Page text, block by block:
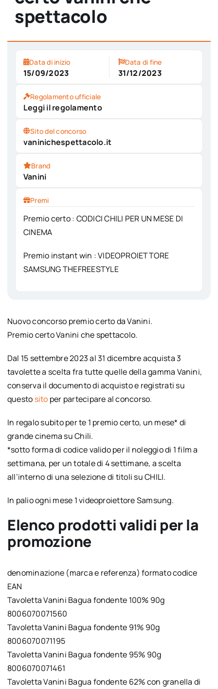
spettacolo
Data di inizio
15/09/2023
Data di fine
31/12/2023
Regolamento ufficiale
Leggi il regolamento
Sito del concorso
vaninichespettacolo.it
Brand
Vanini
Premi
Premio certo : CODICI CHILI PER UN MESE DI
CINEMA
Premio instant win : VIDEOPROIETTORE
SAMSUNG THEFREESTYLE
Nuovo concorso premio certo da Vanini.
Premio certo Vanini che spettacolo.
Dal 15 settembre 2023 al 31 dicembre acquista 3
tavolette a scelta fra tutte quelle della gamma Vanini,
conserva il documento di acquisto e registrati su
questo sito per partecipare al concorso.
In regalo subito per te 1 premio certo, un mese* di
grande cinema su Chili.
*sotto forma di codice valido per il noleggio di 1 film a
settimana, per un totale di 4 settimane, a scelta
all’interno di una selezione di titoli su CHILI.
In palio ogni mese 1 videoproiettore Samsung.
Elenco prodotti validi per la
promozione
denominazione (marca e referenza) formato codice
EAN
Tavoletta Vanini Bagua fondente 100% 90g
8006070071560
Tavoletta Vanini Bagua fondente 91% 90g
8006070071195
Tavoletta Vanini Bagua fondente 95% 90g
8006070071461
Tavoletta Vanini Bagua fondente 62% con granella di